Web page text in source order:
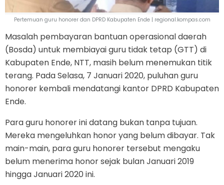
Pertemuan guru honorer dan DPRD Kabupaten Ende | regional.kompas.com
Masalah pembayaran bantuan operasional daerah
(Bosda) untuk membiayai guru tidak tetap (GTT) di
Kabupaten Ende, NTT, masih belum menemukan titik
terang. Pada Selasa, 7 Januari 2020, puluhan guru
honorer kembali mendatangi kantor DPRD Kabupaten
Ende.
Para guru honorer ini datang bukan tanpa tujuan.
Mereka mengeluhkan honor yang belum dibayar. Tak
main-main, para guru honorer tersebut mengaku
belum menerima honor sejak bulan Januari 2019
hingga Januari 2020 ini.